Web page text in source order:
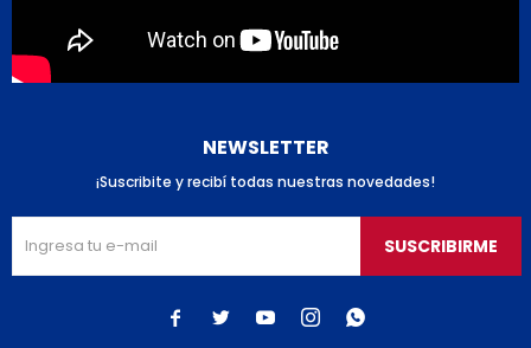
NEWSLETTER
¡Suscribite y recibí todas nuestras novedades!
SUSCRIBIRME
    